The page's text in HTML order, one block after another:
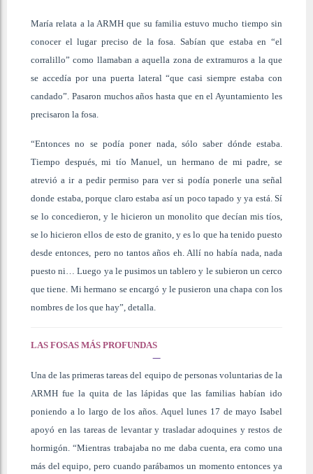
María relata a la ARMH que su familia estuvo mucho tiempo sin
conocer el lugar preciso de la fosa. Sabían que estaba en “el
corralillo” como llamaban a aquella zona de extramuros a la que
se accedía por una puerta lateral “que casi siempre estaba con
candado”. Pasaron muchos años hasta que en el Ayuntamiento les
precisaron la fosa.
“Entonces no se podía poner nada, sólo saber dónde estaba.
Tiempo después, mi tío Manuel, un hermano de mi padre, se
atrevió a ir a pedir permiso para ver si podía ponerle una señal
donde estaba, porque claro estaba así un poco tapado y ya está. Sí
se lo concedieron, y le hicieron un monolito que decían mis tíos,
se lo hicieron ellos de esto de granito, y es lo que ha tenido puesto
desde entonces, pero no tantos años eh. Allí no había nada, nada
puesto ni… Luego ya le pusimos un tablero y le subieron un cerco
que tiene. Mi hermano se encargó y le pusieron una chapa con los
nombres de los que hay”, detalla.
LAS FOSAS MÁS PROFUNDAS
Una de las primeras tareas del equipo de personas voluntarias de la
ARMH fue la quita de las lápidas que las familias habían ido
poniendo a lo largo de los años. Aquel lunes 17 de mayo Isabel
apoyó en las tareas de levantar y trasladar adoquines y restos de
hormigón. “Mientras trabajaba no me daba cuenta, era como una
más del equipo, pero cuando parábamos un momento entonces ya